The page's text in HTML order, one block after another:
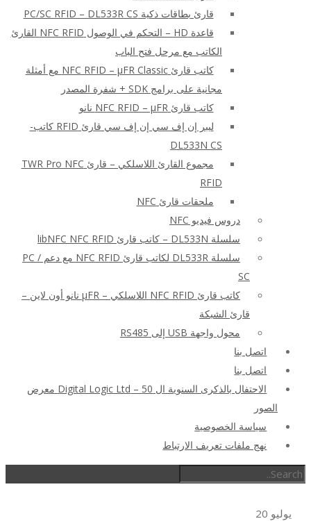
قارئ بطاقات ذكية PC/SC RFID – DL533R CS
قاعدة HD – التحكم في الوصول NFC RFID القارئ
الكاتب مع مرحل فتح الباب
كاتب قارئ NFC RFID – μFR Classic مع أمثلة
مجانية على برامج SDK + شفرة المصدر
كاتب قارئ NFC RFID – μFR نانو
ليبر إن إف سي إن إف سي قارئ RFID كاتب-
DL533N CS
مجموع القارئ اللاسلكي – قارئ TWR Pro NFC
RFID
ملحقات قارئ NFC
دروس فيديو NFC
سلسلة DL533N – كاتب قارئ libNFC NFC RFID
سلسلة DL533R لكاتب قارئ NFC RFID مع دعم PC /
SC
كاتب قارئ NFC RFID اللاسلكي – μFR نانو أون لاين –
قارئ الشبكة
محول واجهة USB إلى RS485
اتصل بنا
اتصل بنا
الاحتفال بالذكرى السنوية ال 50 – Digital Logic Ltd معرض
الصور
سياسة الخصوصية
نهج ملفات تعريف الارتباط
يوليو 20